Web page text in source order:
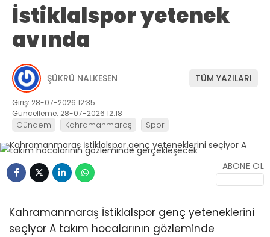
İstiklalspor yetenek
avında
ŞÜKRÜ NALKESEN TÜM YAZILARI
Giriş: 28-07-2026 12:35
Güncelleme: 28-07-2026 12:18
Gündem Kahramanmaraş Spor
ABONE OL
Kahramanmaraş İstiklalspor genç yeteneklerini
seçiyor A takım hocalarının gözleminde